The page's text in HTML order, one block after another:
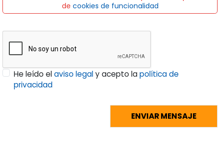
de cookies de funcionalidad
He leído elaviso legaly acepto lapolítica de
privacidad